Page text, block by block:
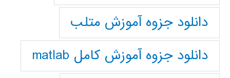
دانلود جزوه آموزش متلب
دانلود جزوه آموزش کامل matlab